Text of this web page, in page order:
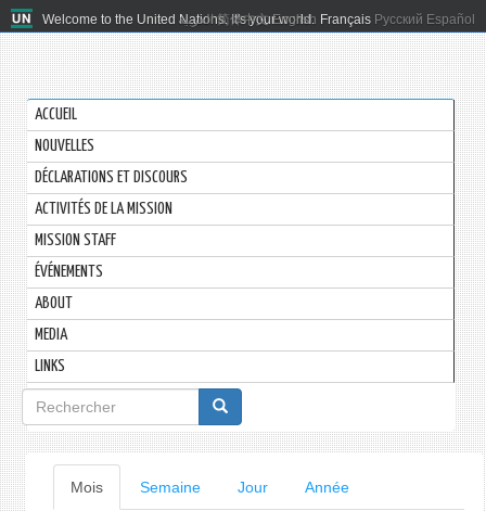
Welcome to the United Nations. It's your world.
العربية 简体中文 English Français Русский Español
ACCUEIL
NOUVELLES
DÉCLARATIONS ET DISCOURS
ACTIVITÉS DE LA MISSION
MISSION STAFF
ÉVÉNEMENTS
ABOUT
MEDIA
LINKS
Formulaire
de
recherche
Onglets
Mois(ongletSemaine Jour Année